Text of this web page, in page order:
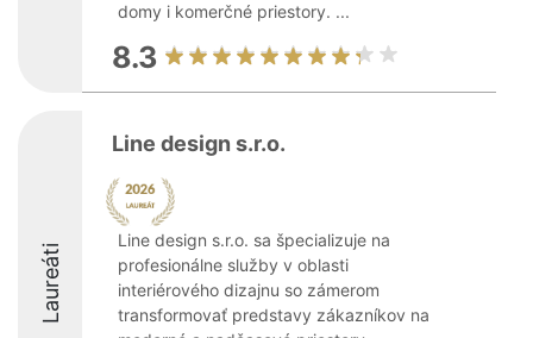
domy i komerčné priestory. ...
8.3
Laureáti
Line design s.r.o.
Line design s.r.o. sa špecializuje na
profesionálne služby v oblasti
interiérového dizajnu so zámerom
transformovať predstavy zákazníkov na